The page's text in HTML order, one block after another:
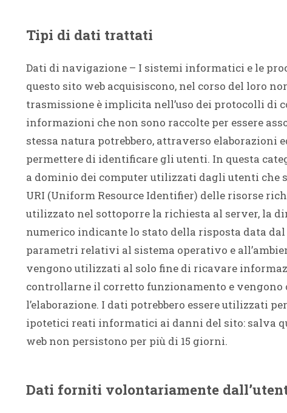
Tipi di dati trattati
Dati di navigazione – I sistemi informatici e le
questo sito web acquisiscono, nel corso del loro
trasmissione è implicita nell’uso dei protocolli di
informazioni che non sono raccolte per essere
stessa natura potrebbero, attraverso elaborazioni
permettere di identificare gli utenti. In questa
a dominio dei computer utilizzati dagli utenti
URI (Uniform Resource Identifier) delle risorse
utilizzato nel sottoporre la richiesta al server, la
numerico indicante lo stato della risposta data dal
parametri relativi al sistema operativo e
vengono utilizzati al solo fine di ricavare
controllarne il corretto funzionamento e
l’elaborazione. I dati potrebbero essere utilizzati
ipotetici reati informatici ai danni del sito: salva
web non persistono per più di 15 giorni.
Dati forniti volontariamente